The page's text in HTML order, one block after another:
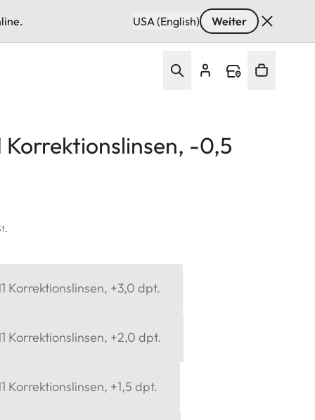
USA (English) Weiter
Korrektionslinsen, -0,5
Korrektionslinsen, +3,0 dpt.
Korrektionslinsen, +2,0 dpt.
Korrektionslinsen, +1,5 dpt.